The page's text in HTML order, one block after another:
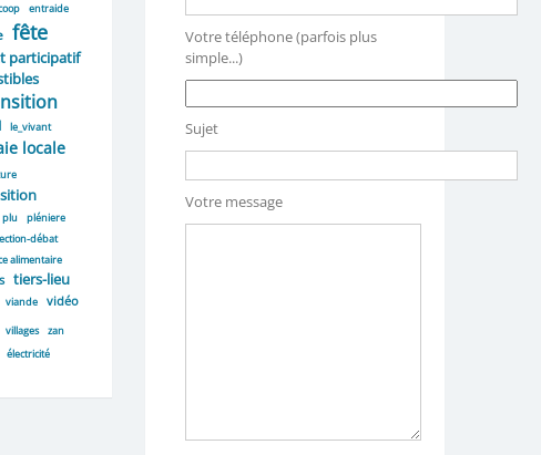
entraide
fête
participatif
le_vivant
locale
plu pléniere
débat
alimentaire
tiers-lieu
viande vidéo
villages
zan
électricité
Votre téléphone (parfois plus
simple...)
Sujet
Votre message